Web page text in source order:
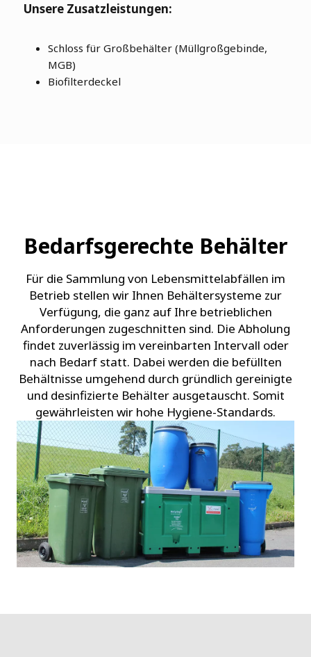
Unsere Zusatzleistungen:
Schloss für Großbehälter (Müllgroßgebinde,
MGB)
Biofilterdeckel
Bedarfsgerechte Behälter
Für die Sammlung von Lebensmittelabfällen im
Betrieb stellen wir Ihnen Behältersysteme zur
Verfügung, die ganz auf Ihre betrieblichen
Anforderungen zugeschnitten sind. Die Abholung
findet zuverlässig im vereinbarten Intervall oder
nach Bedarf statt. Dabei werden die befüllten
Behältnisse umgehend durch gründlich gereinigte
und desinfizierte Behälter ausgetauscht. Somit
gewährleisten wir hohe Hygiene-Standards.